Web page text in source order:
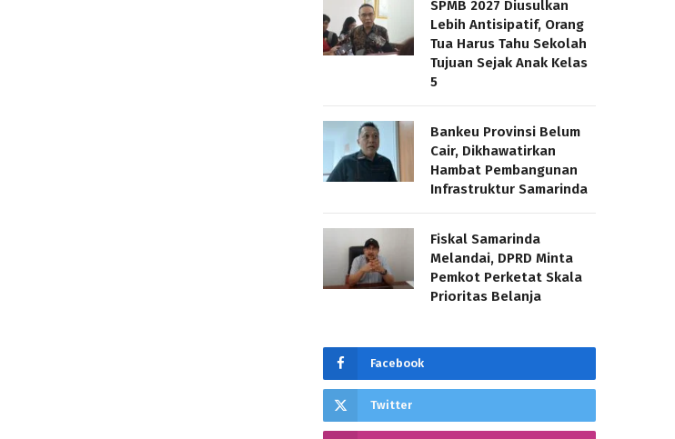
SPMB 2027 Diusulkan
Lebih Antisipatif, Orang
Tua Harus Tahu Sekolah
Tujuan Sejak Anak Kelas
5
Bankeu Provinsi Belum
Cair, Dikhawatirkan
Hambat Pembangunan
Infrastruktur Samarinda
Fiskal Samarinda
Melandai, DPRD Minta
Pemkot Perketat Skala
Prioritas Belanja
Facebook
Twitter